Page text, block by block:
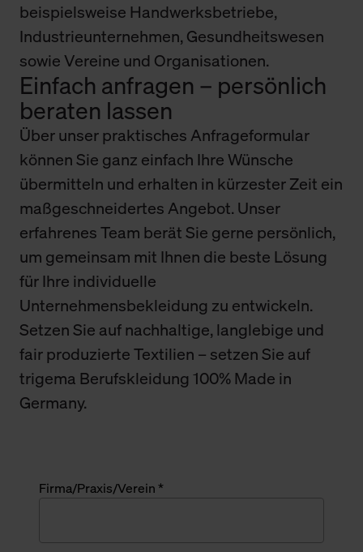
beispielsweise Handwerksbetriebe,
Industrieunternehmen, Gesundheitswesen
sowie Vereine und Organisationen.
Einfach anfragen – persönlich
beraten lassen
Über unser praktisches Anfrageformular
können Sie ganz einfach Ihre Wünsche
übermitteln und erhalten in kürzester Zeit ein
maßgeschneidertes Angebot. Unser
erfahrenes Team berät Sie gerne persönlich,
um gemeinsam mit Ihnen die beste Lösung
für Ihre individuelle
Unternehmensbekleidung zu entwickeln.
Setzen Sie auf nachhaltige, langlebige und
fair produzierte Textilien – setzen Sie auf
trigema Berufskleidung 100% Made in
Germany.
Firma/Praxis/Verein *